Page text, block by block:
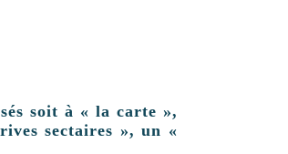
soit à « la carte »,
sectaires », un «